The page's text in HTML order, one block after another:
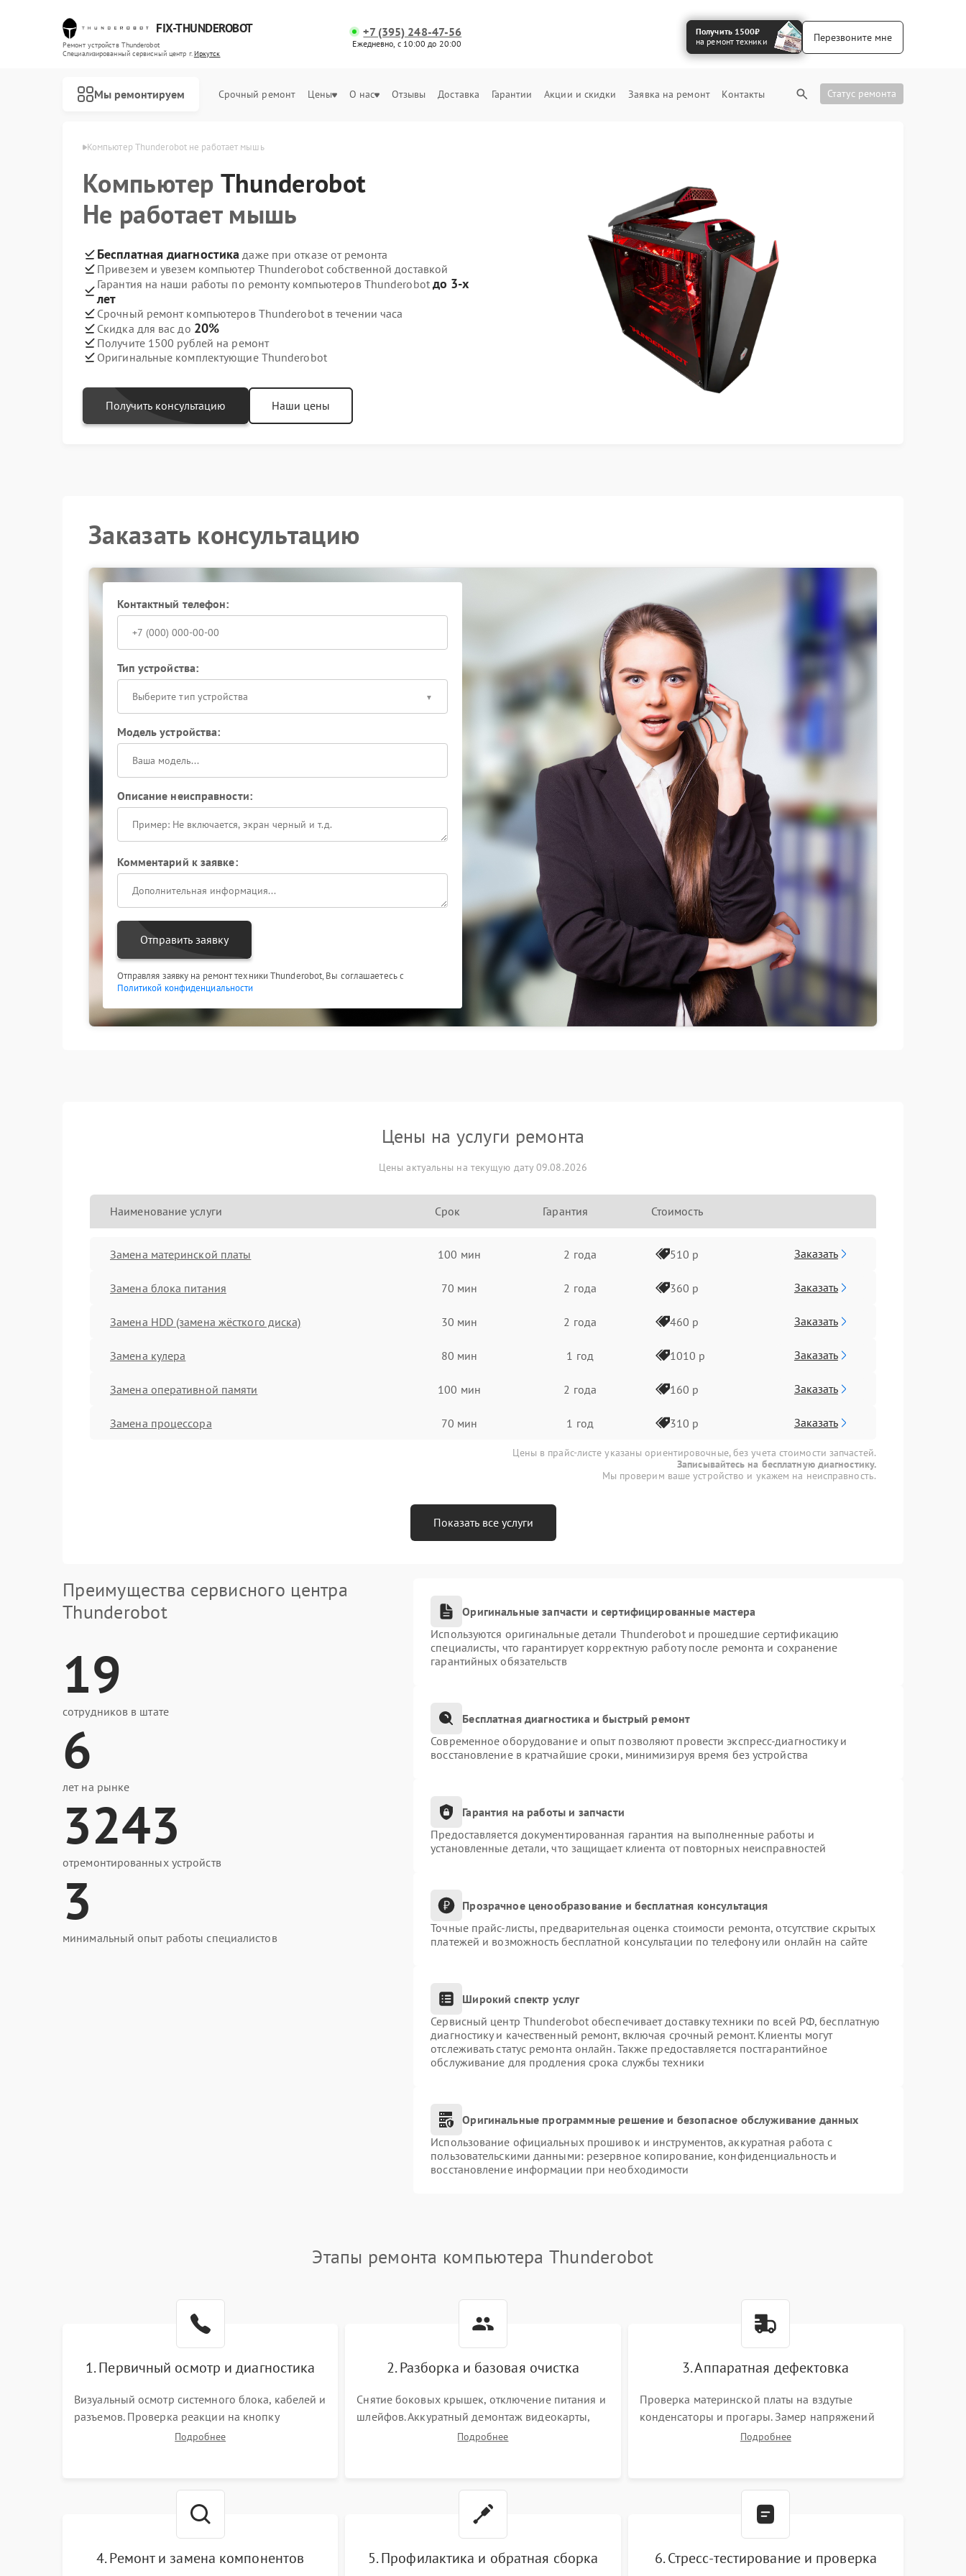
FIX-THUNDEROBOT
Ремонт устройств Thunderobot
Специализированный cервисный центр г.Иркутск
+7 (395) 248-47-56
Ежедневно, с 10:00 до 20:00
Получить 1500₽
на ремонт техники
Перезвоните мне
Мы ремонтируем Срочный ремонт Цены О нас Отзывы Доставка Гарантии Акции и скидки Заявка на ремонт Контакты Статус ремонта
Компьютер Thunderobot не работает мышь
Компьютер Thunderobot
Не работает мышь
Бесплатная диагностика даже при отказе от ремонта
Привезем и увезем компьютер Thunderobot собственной доставкой
Гарантия на наши работы по ремонту компьютеров Thunderobot до 3-х
лет
Срочный ремонт компьютеров Thunderobot в течении часа
Скидка для вас до 20%
Получите 1500 рублей на ремонт
Оригинальные комплектующие Thunderobot
Получить консультацию Наши цены
Заказать консультацию
Контактный телефон:
Тип устройства:
Выберите тип устройства
Модель устройства:
Описание неисправности:
Комментарий к заявке:
Отправить заявку
Отправляя заявку на ремонт техники Thunderobot, Вы соглашаетесь с
Политикой конфиденциальности
Цены на услуги ремонта
Цены актуальны на текущую дату 09.08.2026
Наименование услуги Срок Гарантия Стоимость
Замена материнской платы 100 мин 2 года 510 р Заказать
Замена блока питания 70 мин 2 года 360 р Заказать
Замена HDD (замена жёсткого диска) 30 мин 2 года 460 р Заказать
Замена кулера 80 мин 1 год 1010 р Заказать
Замена оперативной памяти 100 мин 2 года 160 р Заказать
Замена процессора 70 мин 1 год 310 р Заказать
Цены в прайс-листе указаны ориентировочные, без учета стоимости запчастей.
Записывайтесь на бесплатную диагностику.
Мы проверим ваше устройство и укажем на неисправность.
Показать все услуги
Преимущества сервисного центра
Thunderobot
19
сотрудников в штате
6
лет на рынке
3243
отремонтированных устройств
3
минимальный опыт работы специалистов
Оригинальные запчасти и сертифицированные мастера
Используются оригинальные детали Thunderobot и прошедшие сертификацию
специалисты, что гарантирует корректную работу после ремонта и сохранение
гарантийных обязательств
Бесплатная диагностика и быстрый ремонт
Современное оборудование и опыт позволяют провести экспресс-диагностику и
восстановление в кратчайшие сроки, минимизируя время без устройства
Гарантия на работы и запчасти
Предоставляется документированная гарантия на выполненные работы и
установленные детали, что защищает клиента от повторных неисправностей
Прозрачное ценообразование и бесплатная консультация
Точные прайс-листы, предварительная оценка стоимости ремонта, отсутствие скрытых
платежей и возможность бесплатной консультации по телефону или онлайн на сайте
Широкий спектр услуг
Сервисный центр Thunderobot обеспечивает доставку техники по всей РФ, бесплатную
диагностику и качественный ремонт, включая срочный ремонт. Клиенты могут
отслеживать статус ремонта онлайн. Также предоставляется постгарантийное
обслуживание для продления срока службы техники
Оригинальные программные решение и безопасное обслуживание данных
Использование официальных прошивок и инструментов, аккуратная работа с
пользовательскими данными: резервное копирование, конфиденциальность и
восстановление информации при необходимости
Этапы ремонта компьютера Thunderobot
1. Первичный осмотр и диагностика
Визуальный осмотр системного блока, кабелей и
разъемов. Проверка реакции на кнопку
включения и звуковых сигналов POST. Оценка
Подробнее
2. Разборка и базовая очистка
Снятие боковых крышек, отключение питания и
шлейфов. Аккуратный демонтаж видеокарты,
оперативной памяти и кулеров. Тщательная
Подробнее
3. Аппаратная дефектовка
Проверка материнской платы на вздутые
конденсаторы и прогары. Замер напряжений
мультиметром. Тестирование оперативной
Подробнее
4. Ремонт и замена компонентов 5. Профилактика и обратная сборка 6. Стресс-тестирование и проверка